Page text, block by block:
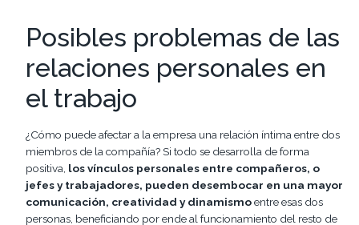
Posibles problemas de las
relaciones personales en
el trabajo
¿Cómo puede afectar a la empresa una relación íntima entre dos
miembros de la compañía? Si todo se desarrolla de forma
positiva, los vínculos personales entre compañeros, o
jefes y trabajadores, pueden desembocar en una mayor
comunicación, creatividad y dinamismoentre esas dos
personas, beneficiando por ende al funcionamiento del resto de